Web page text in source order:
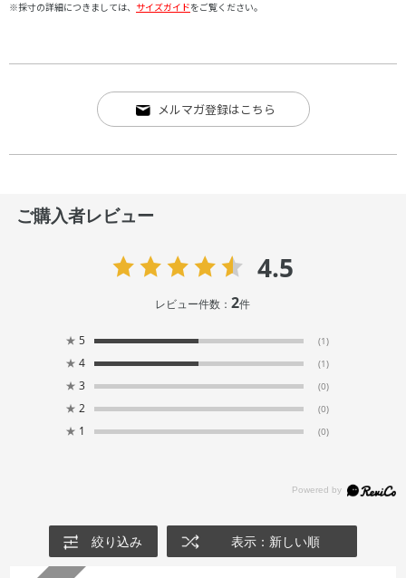
※採寸の詳細につきましては、 サイズガイドをご覧ください。
メルマガ登録はこちら
ご購入者レビュー
4.5
レビュー件数：2件
★ 5 (1)
★ 4 (1)
★ 3 (0)
★ 2 (0)
★ 1 (0)
絞り込み 表示：新しい順